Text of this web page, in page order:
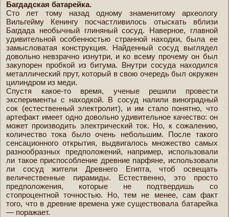
Багдадская батарейка.
Сто лет тому назад одному знаменитому археологу
Вильгейму Кенингу посчастливилось отыскать вблизи
Багдада необычный глиняный сосуд. Наверное, главной
удивительной особенностью странной находки, была ее
замысловатая конструкция. Найденный сосуд выглядел
довольно невзрачно изнутри, и ко всему прочему он был
закупорен пробкой из битума. Внутри сосуда находился
металлический прут, который в свою очередь был окружен
цилиндром из меди.
Спустя какое-то время, ученые решили провести
эксперименты с находкой. В сосуд налили виноградный
сок (естественный электролит), и им стало понятно, что
артефакт имеет одно довольно удивительное качество: он
может производить электрический ток. Но, к сожалению,
количество тока было очень небольшим. После такого
сенсационного открытия, выдвигалось множество самых
разнообразных предположений, например, использовали
ли такое приспособление древние парфяне, использовали
ли сосуд жители Древнего Египта, чтоб освещать
величественные пирамиды. Естественно, это просто
предположения, которые не подтвердишь со
стопроцентной точностью. Но, тем не менее, сам факт
того, что в древние времена уже существовала батарейка
— поражает.